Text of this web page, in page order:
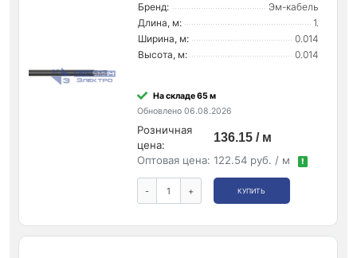
Бренд:
Эм-кабель
Длина, м:
1.
Ширина, м:
0.014
Высота, м:
0.014
На складе 65 м
Обновлено 06.08.2026
Розничная
цена:
136.15 / м
Оптовая цена: 122.54 руб. / м !
- + КУПИТЬ